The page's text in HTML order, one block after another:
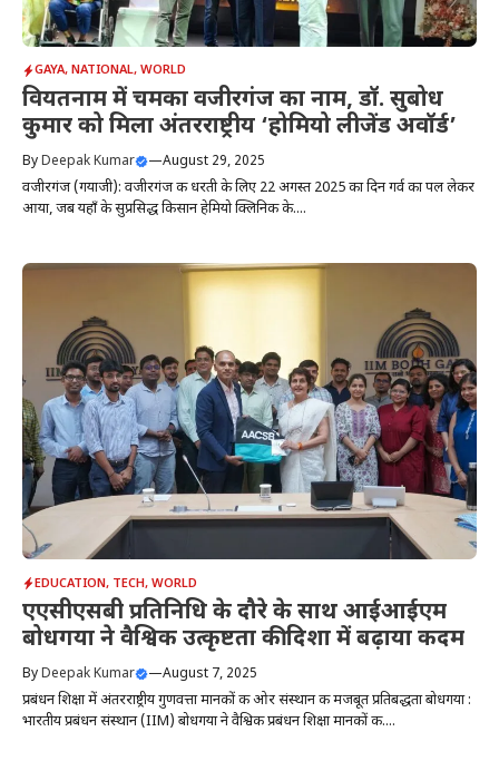
GAYA, NATIONAL, WORLD
वियतनाम में चमका वजीरगंज का नाम, डॉ. सुबोध
कुमार को मिला अंतरराष्ट्रीय ‘होमियो लीजेंड अवॉर्ड’
ByDeepak Kumar —August 29, 2025
वजीरगंज (गयाजी): वजीरगंज की धरती के लिए 22 अगस्त 2025 का दिन गर्व का पल लेकर
आया, जब यहाँ के सुप्रसिद्ध किसान हेमियो क्लिनिक के....
EDUCATION, TECH, WORLD
एएसीएसबी प्रतिनिधि के दौरे के साथ आईआईएम
बोधगया ने वैश्विक उत्कृष्टता की दिशा में बढ़ाया कदम
ByDeepak Kumar —August 7, 2025
प्रबंधन शिक्षा में अंतरराष्ट्रीय गुणवत्ता मानकों की ओर संस्थान की मजबूत प्रतिबद्धता बोधगया :
भारतीय प्रबंधन संस्थान (IIM) बोधगया ने वैश्विक प्रबंधन शिक्षा मानकों की....